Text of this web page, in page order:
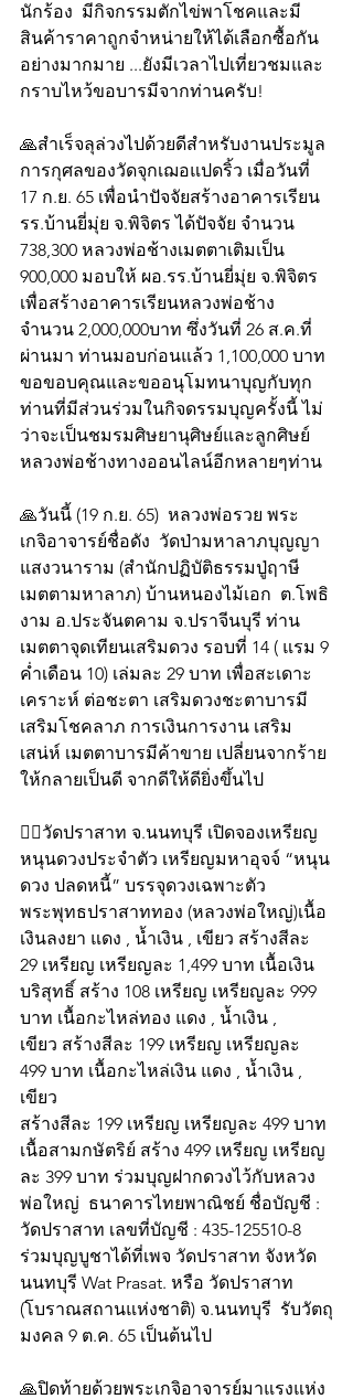
นักร้อง  มีกิจกรรมตักไข่พาโชคและมี
สินค้าราคาถูกจำหน่ายให้ได้เลือกซื้อกัน
อย่างมากมาย ...ยังมีเวลาไปเที่ยวชมและ
กราบไหว้ขอบารมีจากท่านครับ!
🙏สำเร็จลุล่วงไปด้วยดีสำหรับงานประมูล
การกุศลของวัดจุกเฌอแปดริ้ว เมื่อวันที่
17 ก.ย. 65 เพื่อนำปัจจัยสร้างอาคารเรียน
รร.บ้านยี่มุ่ย จ.พิจิตร ได้ปัจจัย จำนวน
738,300 หลวงพ่อช้างเมตตาเติมเป็น
900,000 มอบให้ ผอ.รร.บ้านยี่มุ่ย จ.พิจิตร
เพื่อสร้างอาคารเรียนหลวงพ่อช้าง
จำนวน 2,000,000บาท ซึ่งวันที่ 26 ส.ค.ที่
ผ่านมา ท่านมอบก่อนแล้ว 1,100,000 บาท
ขอขอบคุณและขออนุโมทนาบุญกับทุก
ท่านที่มีส่วนร่วมในกิจดรรมบุญครั้งนี้ ไม่
ว่าจะเป็นชมรมศิษยานุศิษย์และลูกศิษย์
หลวงพ่อช้างทางออนไลน์อีกหลายๆท่าน
🙏วันนี้ (19 ก.ย. 65)  หลวงพ่อรวย พระ
เกจิอาจารย์ชื่อดัง  วัดป่ามหาลาภบุญญา
แสงวนาราม (สำนักปฏิบัติธรรมปู่ฤาษี
เมตตามหาลาภ) บ้านหนองไม้เอก  ต.โพธิ
งาม อ.ประจันตคาม จ.ปราจีนบุรี ท่าน
เมตตาจุดเทียนเสริมดวง รอบที่ 14 ( แรม 9
ค่ำเดือน 10) เล่มละ 29 บาท เพื่อสะเดาะ
เคราะห์ ต่อชะตา เสริมดวงชะตาบารมี
เสริมโชคลาภ การเงินการงาน เสริม
เสน่ห์ เมตตาบารมีค้าขาย เปลี่ยนจากร้าย
ให้กลายเป็นดี จากดีให้ดียิ่งขึ้นไป
👍🏻วัดปราสาท จ.นนทบุรี เปิดจองเหรียญ
หนุนดวงประจำตัว เหรียญมหาอุจจ์ “หนุน
ดวง ปลดหนี้” บรรจุดวงเฉพาะตัว
พระพุทธปราสาททอง (หลวงพ่อใหญ่)เนื้อ
เงินลงยา แดง , น้ำเงิน , เขียว สร้างสีละ
29 เหรียญ เหรียญละ 1,499 บาท เนื้อเงิน
บริสุทธิ์ สร้าง 108 เหรียญ เหรียญละ 999
บาท เนื้อกะไหล่ทอง แดง , น้ำเงิน ,
เขียว สร้างสีละ 199 เหรียญ เหรียญละ
499 บาท เนื้อกะไหล่เงิน แดง , น้ำเงิน ,
เขียว
สร้างสีละ 199 เหรียญ เหรียญละ 499 บาท
เนื้อสามกษัตริย์ สร้าง 499 เหรียญ เหรียญ
ละ 399 บาท ร่วมบุญฝากดวงไว้กับหลวง
พ่อใหญ่  ธนาคารไทยพาณิชย์ ชื่อบัญชี :
วัดปราสาท เลขที่บัญชี : 435-125510-8
ร่วมบุญบูชาได้ที่เพจ วัดปราสาท จังหวัด
นนทบุรี Wat Prasat. หรือ วัดปราสาท
(โบราณสถานแห่งชาติ) จ.นนทบุรี  รับวัตถุ
มงคล 9 ต.ค. 65 เป็นต้นไป
🙏ปิดท้ายด้วยพระเกจิอาจารย์มาแรงแห่ง